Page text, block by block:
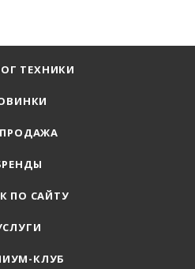
ТЕХНИКИ
ПО САЙТУ
КЛУБ